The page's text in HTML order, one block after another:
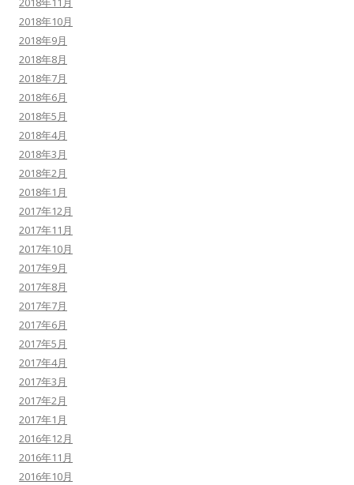
2018年10月
2018年9月
2018年8月
2018年7月
2018年6月
2018年5月
2018年4月
2018年3月
2018年2月
2018年1月
2017年12月
2017年11月
2017年10月
2017年9月
2017年8月
2017年7月
2017年6月
2017年5月
2017年4月
2017年3月
2017年2月
2017年1月
2016年12月
2016年11月
2016年10月